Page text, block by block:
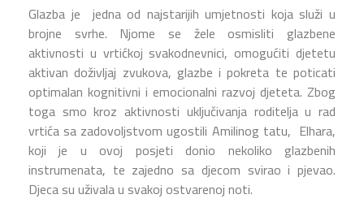
Glazba je jedna od najstarijih umjetnosti koja služi u
brojne svrhe. Njome se žele osmisliti glazbene
aktivnosti u vrtićkoj svakodnevnici, omogućiti djetetu
aktivan doživljaj zvukova, glazbe i pokreta te poticati
optimalan kognitivni i emocionalni razvoj djeteta. Zbog
toga smo kroz aktivnosti uključivanja roditelja u rad
vrtića sa zadovoljstvom ugostili Amilinog tatu, Elhara,
koji je u ovoj posjeti donio nekoliko glazbenih
instrumenata, te zajedno sa djecom svirao i pjevao.
Djeca su uživala u svakoj ostvarenoj noti.